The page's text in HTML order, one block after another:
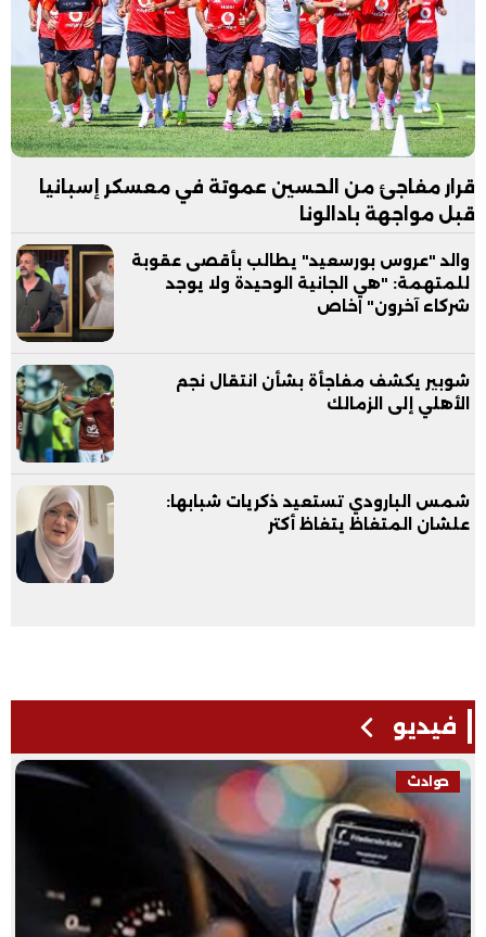
قرار مفاجئ من الحسين عموتة في معسكر إسبانيا
قبل مواجهة بادالونا
والد "عروس بورسعيد" يطالب بأقصى عقوبة
للمتهمة: "هي الجانية الوحيدة ولا يوجد
شركاء آخرون" |خاص
شوبير يكشف مفاجأة بشأن انتقال نجم
الأهلي إلى الزمالك
شمس البارودي تستعيد ذكريات شبابها:
علشان المتغاظ يتغاظ أكتر
فيديو
حوادث